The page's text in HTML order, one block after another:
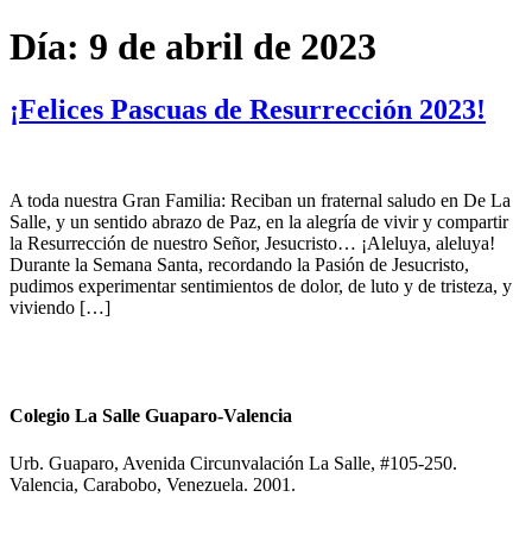
Día: 9 de abril de 2023
¡Felices Pascuas de Resurrección 2023!
A toda nuestra Gran Familia: Reciban un fraternal saludo en De La
Salle, y un sentido abrazo de Paz, en la alegría de vivir y compartir
la Resurrección de nuestro Señor, Jesucristo… ¡Aleluya, aleluya!
Durante la Semana Santa, recordando la Pasión de Jesucristo,
pudimos experimentar sentimientos de dolor, de luto y de tristeza, y
viviendo […]
Colegio La Salle Guaparo-Valencia
Urb. Guaparo, Avenida Circunvalación La Salle, #105-250.
Valencia, Carabobo, Venezuela. 2001.